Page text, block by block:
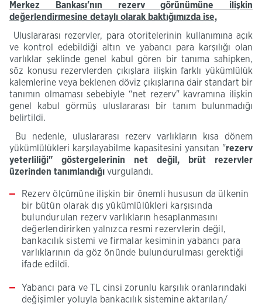
Merkez Bankası'nın rezerv görünümüne ilişkin
değerlendirmesine detaylı olarak baktığımızda ise,
Uluslararası rezervler, para otoritelerinin kullanımına açık
ve kontrol edebildiği altın ve yabancı para karşılığı olan
varlıklar şeklinde genel kabul gören bir tanıma sahipken,
söz konusu rezervlerden çıkışlara ilişkin farklı yükümlülük
kalemlerine veya beklenen döviz çıkışlarına dair standart bir
tanımın olmaması sebebiyle “net rezerv" kavramına ilişkin
genel kabul görmüş uluslararası bir tanım bulunmadığı
belirtildi.
Bu nedenle, uluslararası rezerv varlıkların kısa dönem
yükümlülükleri karşılayabilme kapasitesini yansıtan "rezerv
yeterliliği" göstergelerinin net değil, brüt rezervler
üzerinden tanımlandığı vurgulandı.
Rezerv ölçümüne ilişkin bir önemli hususun da ülkenin
bir bütün olarak dış yükümlülükleri karşısında
bulundurulan rezerv varlıkların hesaplanmasını
değerlendirirken yalnızca resmi rezervlerin değil,
bankacılık sistemi ve firmalar kesiminin yabancı para
varlıklarının da göz önünde bulundurulması gerektiği
ifade edildi.
Yabancı para ve TL cinsi zorunlu karşılık oranlarındaki
değişimler yoluyla bankacılık sistemine aktarılan/